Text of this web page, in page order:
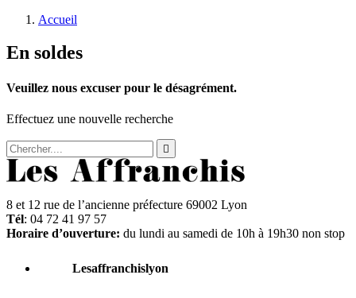
Accueil
En soldes
Veuillez nous excuser pour le désagrément.
Effectuez une nouvelle recherche

8 et 12 rue de l’ancienne préfecture 69002 Lyon
Tél: 04 72 41 97 57
Horaire d’ouverture: du lundi au samedi de 10h à 19h30 non stop
Lesaffranchislyon